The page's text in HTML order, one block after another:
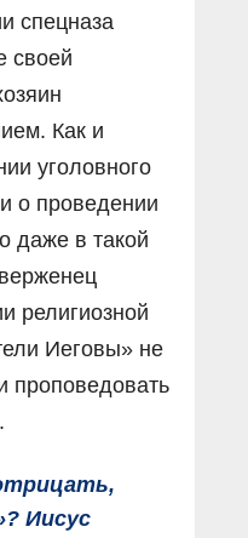
спецназа
своей
Как и
уголовного
о проведении
даже в такой
религиозной
Иеговы» не
проповедовать
Иисус